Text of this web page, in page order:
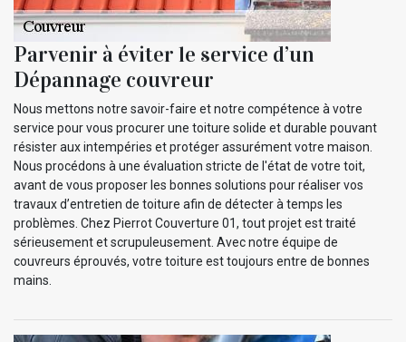
Parvenir à éviter le service d’un
Dépannage couvreur
Nous mettons notre savoir-faire et notre compétence à votre
service pour vous procurer une toiture solide et durable pouvant
résister aux intempéries et protéger assurément votre maison.
Nous procédons à une évaluation stricte de l'état de votre toit,
avant de vous proposer les bonnes solutions pour réaliser vos
travaux d’entretien de toiture afin de détecter à temps les
problèmes. Chez Pierrot Couverture 01, tout projet est traité
sérieusement et scrupuleusement. Avec notre équipe de
couvreurs éprouvés, votre toiture est toujours entre de bonnes
mains.